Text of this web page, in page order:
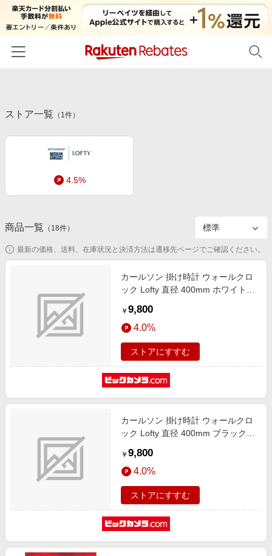
カテゴリー一覧
百貨店・総合ECモール
ファッション・インナー・小物
食品・スイーツ・お酒
家電・PC・スマホ・カメラ
スポーツ・アウトドア・ゴルフ
インテリア・寝具
ペット・花・DIY・車
金融・マネー・保険
ビジネス・その他サービス
初回購入者限定特典
新着ストアのご紹介
電子書籍特集
わくわく夏特集
Apple公式サイト×楽天カード分割払い
Samsung ボーナスキャンペーン
友達紹介
楽天IDでログイン/会員登録
ストア一覧 （ 1件）
4.5%
商品一覧 （ 18件）
最新の価格、送料、在庫状況と決済方法は遷移先ページでご確認ください。
カールソン 掛け時計 ウォールクロ
ック Lofty 直径 400mm ホワイト
￥ 9,800
4.0%
ストアにすすむ
カールソン 掛け時計 ウォールクロ
ック Lofty 直径 400mm ブラック
￥ 9,800
4.0%
ストアにすすむ